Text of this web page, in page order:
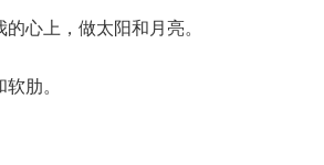
心上，做太阳和月亮。
肋。